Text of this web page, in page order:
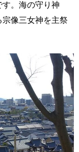
。海の守り神
像三女神を主祭